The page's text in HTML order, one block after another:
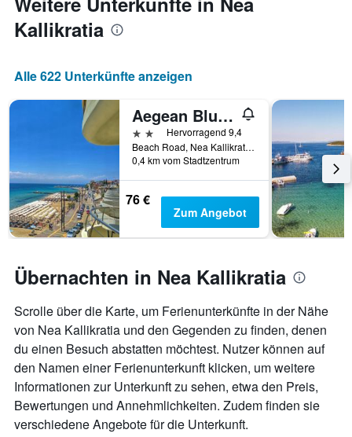
anzeigt.
das
Aufenthaltsdatum
rückt.
Diagramm
hat
1
Anzahl
der
Tage
vor
dem
Das
hat
Y-
Achse,
die
den
durchschnittlichen
Zimmerpreis
anzeigt
Kallikratia
Alle 622 Unterkünfte anzeigen
Aegean Blue Beach Hotel
2 SterneHervorragend 9,4
Beach Road, Nea Kallikratia, Griechenland
0,4 km vom Stadtzentrum
76 €
Zum Angebot
Übernachten in Nea Kallikratia
Scrolle über die Karte, um Ferienunterkünfte in der Nähe
von Nea Kallikratia und den Gegenden zu finden, denen
du einen Besuch abstatten möchtest. Nutzer können auf
den Namen einer Ferienunterkunft klicken, um weitere
Informationen zur Unterkunft zu sehen, etwa den Preis,
Bewertungen und Annehmlichkeiten. Zudem finden sie
verschiedene Angebote für die Unterkunft.